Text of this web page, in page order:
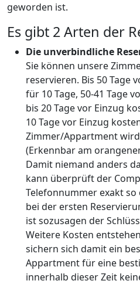
geworden ist.
Es gibt 2 Arten der
Die unverbindliche
Sie können unsere
reservieren. Bis 50 Tage
für 10 Tage, 50-41 Tage
bis 20 Tage vor Einzug
10 Tage vor Einzug
Zimmer/Appartment
(Erkennbar am
Damit niemand anders
kann überprüft der
Telefonnummer exakt
bei der ersten
ist sozusagen der
Weitere Kosten
sichern sich damit ein
Appartment für eine
innerhalb dieser Zeit